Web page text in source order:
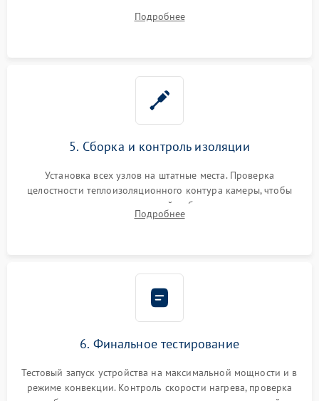
выгоревших реле, восстановление контактов и замена
Подробнее
5. Сборка и контроль изоляции
Установка всех узлов на штатные места. Проверка
целостности теплоизоляционного контура камеры, чтобы
исключить перегрев кухонной мебели и потерю тепла.
Надежная фиксация клемм и сборка корпуса шкафа.
Подробнее
6. Финальное тестирование
Тестовый запуск устройства на максимальной мощности и в
режиме конвекции. Контроль скорости нагрева, проверка